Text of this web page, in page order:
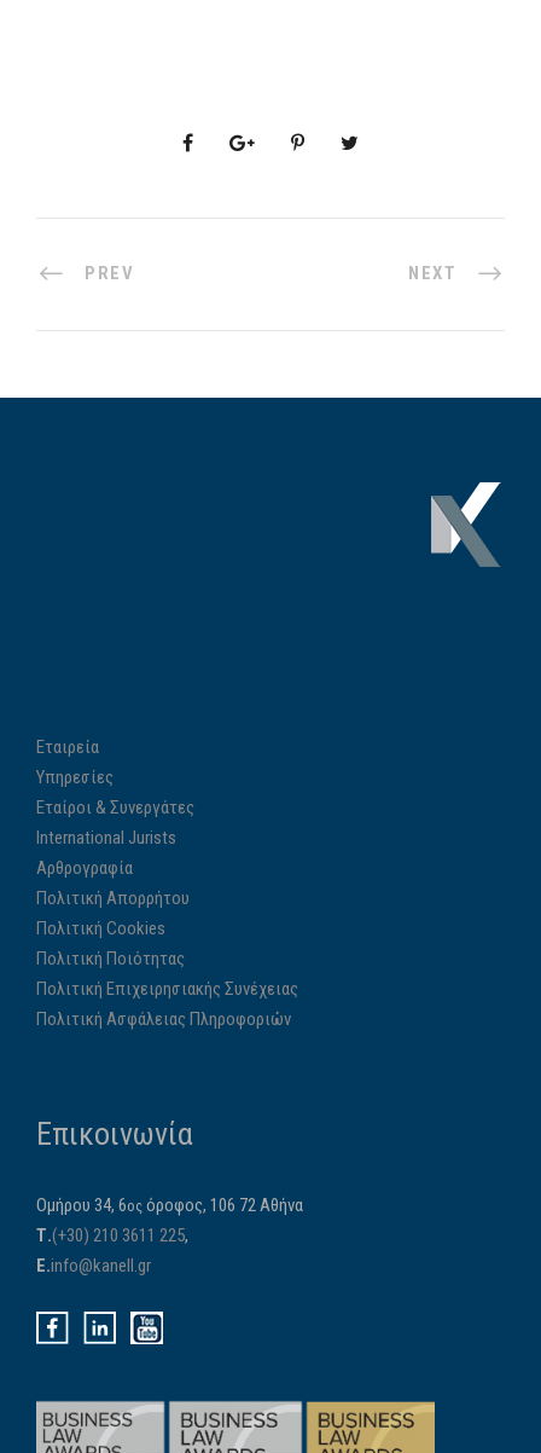
PREV NEXT
Εταιρεία
Υπηρεσίες
Εταίροι & Συνεργάτες
International Jurists
Αρθρογραφία
Πολιτική Απορρήτου
Πολιτική Cookies
Πολιτική Ποιότητας
Πολιτική Επιχειρησιακής Συνέχειας
Πολιτική Ασφάλειας Πληροφοριών
Επικοινωνία
Ομήρου 34, 6ος όροφος, 106 72 Αθήνα
Τ.(+30) 210 3611 225,
E.info@kanell.gr